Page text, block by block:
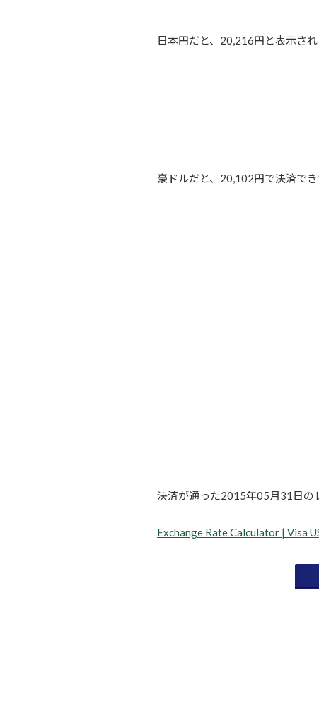
日本円だと、20,216円と表示され
豪ドルだと、20,102円で決済でき
決済が通った2015年05月31日の
Exchange Rate Calculator | Visa